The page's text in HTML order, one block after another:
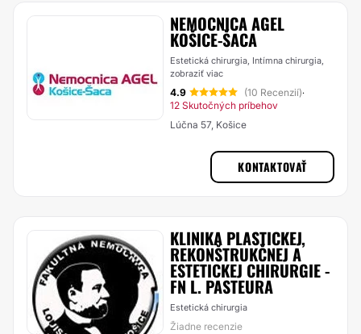
NEMOCNICA AGEL
KOŠICE-ŠACA
Estetická chirurgia, Intímna chirurgia,
zobraziť viac
4.9 (10 Recenzií)·
12 Skutočných príbehov
Lúčna 57, Košice
KONTAKTOVAŤ
KLINIKA PLASTICKEJ,
REKONŠTRUKČNEJ A
ESTETICKEJ CHIRURGIE -
FN L. PASTEURA
Estetická chirurgia
Žiadne recenzie